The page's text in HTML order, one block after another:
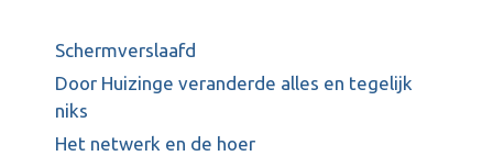
Schermverslaafd
Door Huizinge veranderde alles en tegelijk
niks
Het netwerk en de hoer